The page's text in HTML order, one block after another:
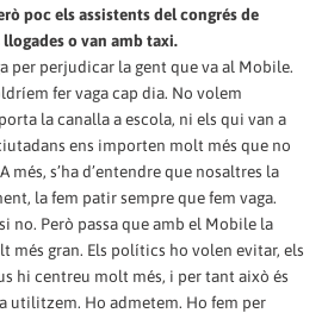
poc els assistents del congrés de
o van amb taxi.
per perjudicar la gent que va al Mobile.
fer vaga cap dia. No volem
la canalla a escola, ni els qui van a
ens importen molt més que no
més, s’ha d’entendre que nosaltres la
la fem patir sempre que fem vaga.
no. Però passa que amb el Mobile la
més gran. Els polítics ho volen evitar, els
hi centreu molt més, i per tant això és
utilitzem. Ho admetem. Ho fem per